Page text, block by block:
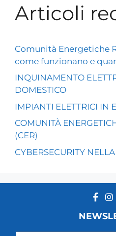
Articoli
Comunità Energetiche
come funzionano e
INQUINAMENTO
DOMESTICO
IMPIANTI ELETTRICI IN
COMUNITÀ
(CER)
CYBERSECURITY